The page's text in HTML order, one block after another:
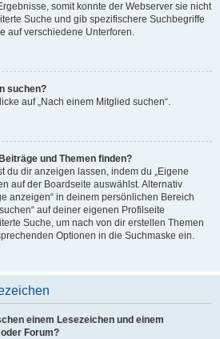
somit konnte der Webserver sie nicht
Suche und gib spezifischere Suchbegriffe
auf verschiedene Unterforen.
suchen?
auf „Nach einem Mitglied suchen“.
und Themen finden?
du dir anzeigen lassen, indem du „Eigene
auf der Boardseite auswählst. Alternativ
anzeigen“ in deinem persönlichen Bereich
auf deiner eigenen Profilseite
Suche, um nach von dir erstellen Themen
Optionen in die Suchmaske ein.
einem Lesezeichen und einem
Forum?